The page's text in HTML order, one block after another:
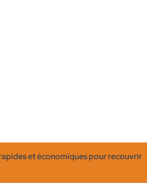
et économiques pour recouvrir